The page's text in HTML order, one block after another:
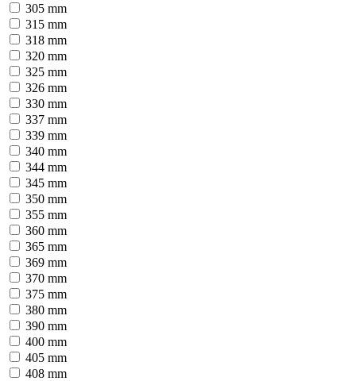
305 mm
315 mm
318 mm
320 mm
325 mm
326 mm
330 mm
337 mm
339 mm
340 mm
344 mm
345 mm
350 mm
355 mm
360 mm
365 mm
369 mm
370 mm
375 mm
380 mm
390 mm
400 mm
405 mm
408 mm